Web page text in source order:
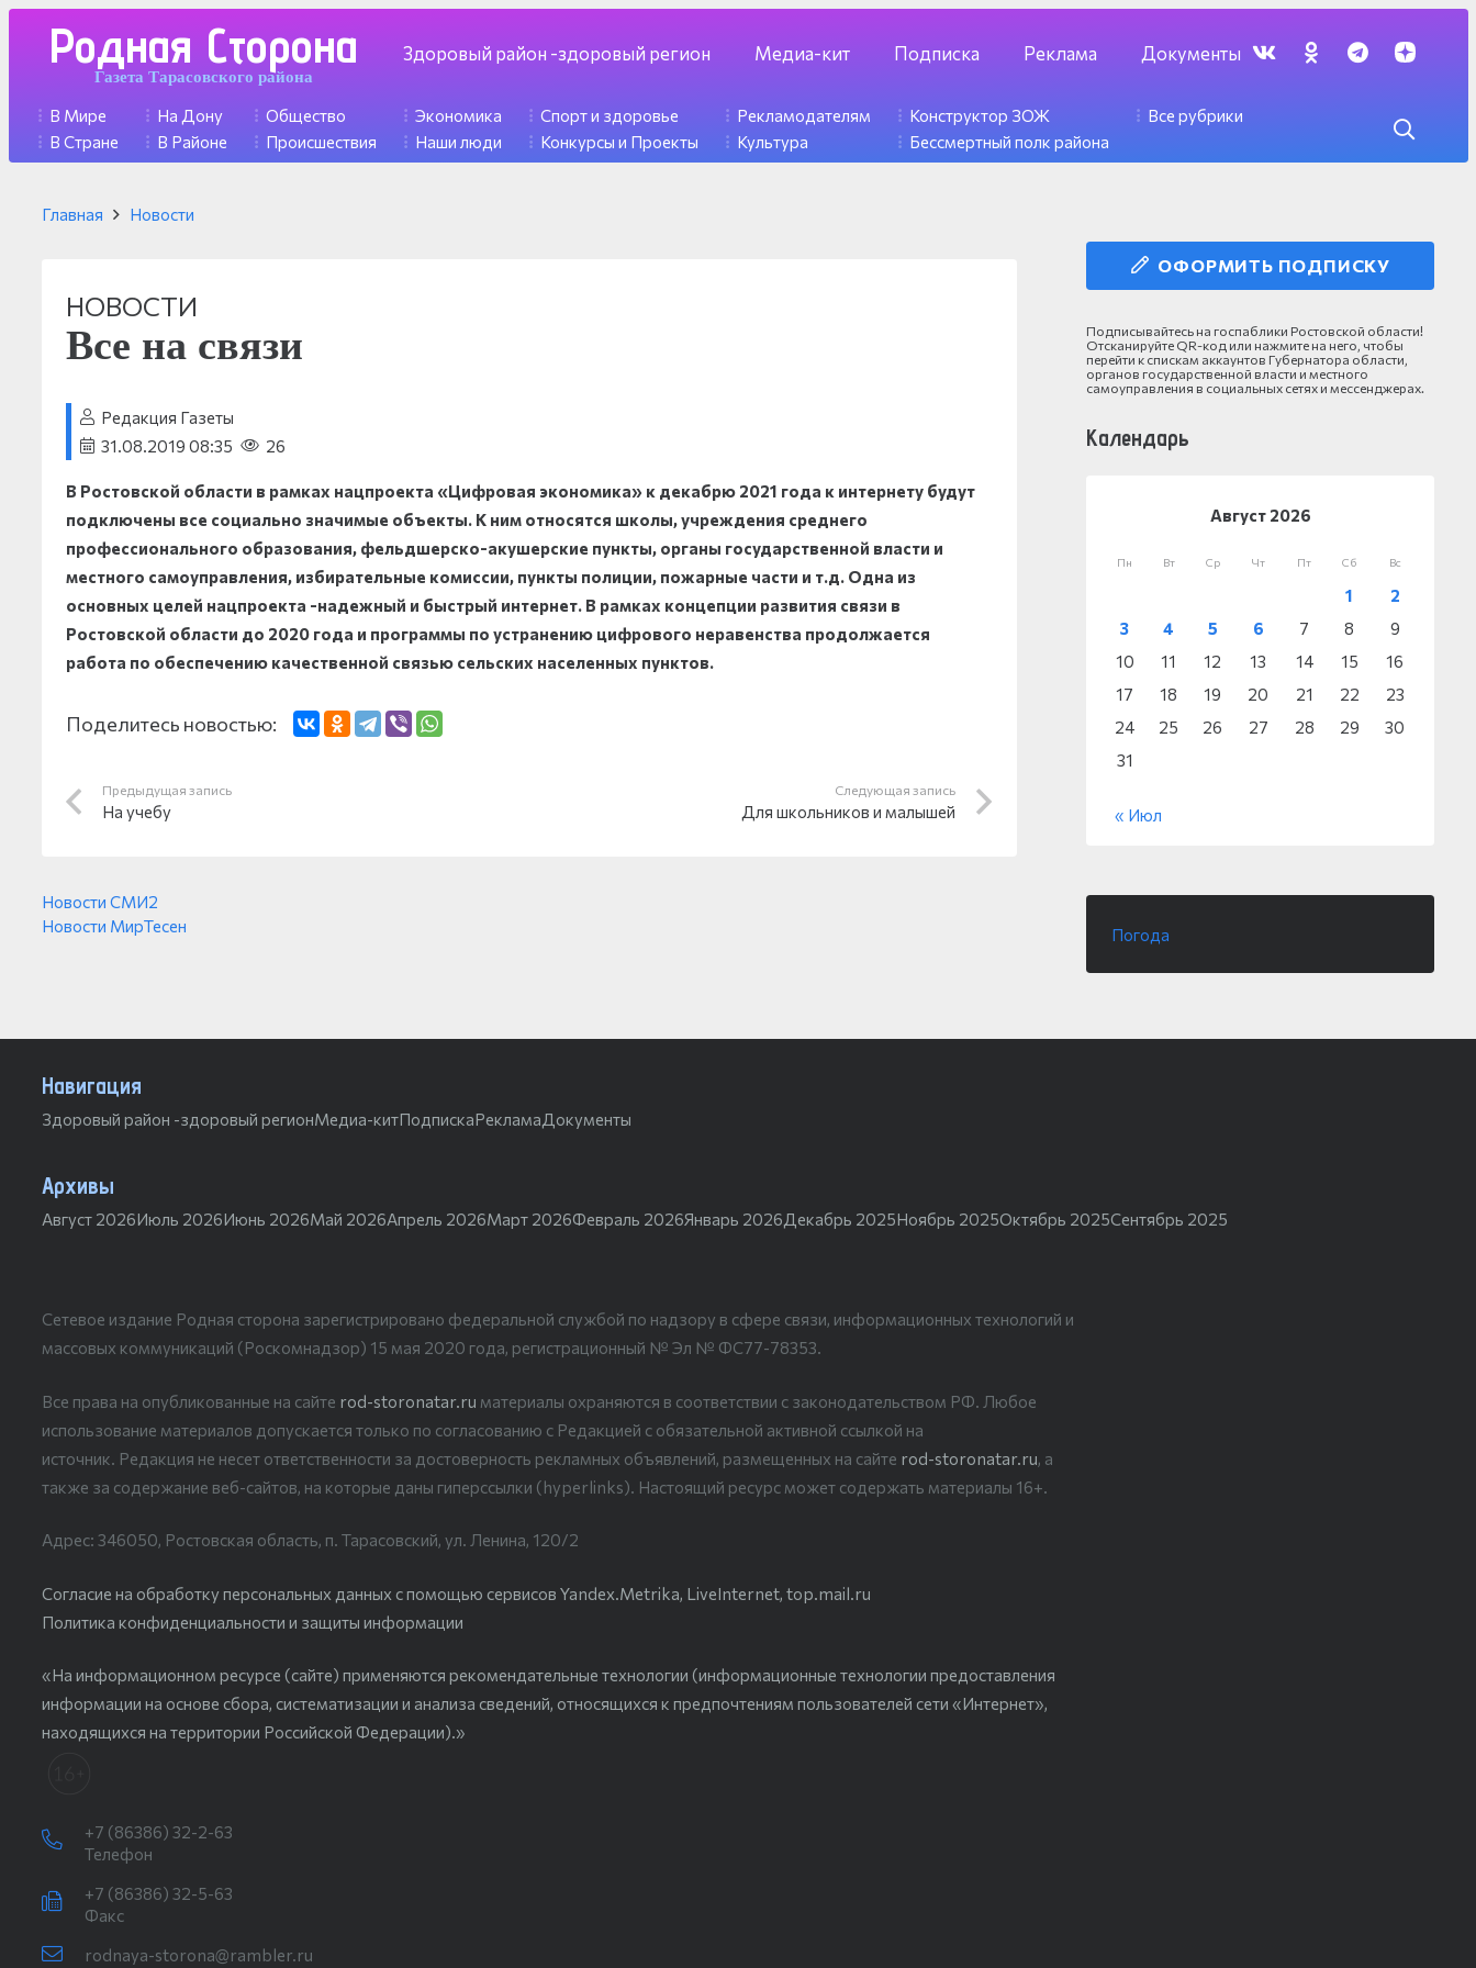
Родная Сторона
Газета Тарасовского района
Здоровый район -здоровый регион Медиа-кит Подписка Реклама Документы
В Мире
В Стране
На Дону
В Районе
Общество
Происшествия
Экономика
Наши люди
Спорт и здоровье
Конкурсы и Проекты
Рекламодателям
Культура
Конструктор ЗОЖ
Бессмертный полк района
Все рубрики
Главная Новости
НОВОСТИ
Все на связи
Редакция Газеты
31.08.2019 08:35
26
В Ростовской области в рамках нацпроекта «Цифровая экономика» к декабрю 2021 года к интернету будут
подключены все социально значимые объекты. К ним относятся школы, учреждения среднего
профессионального образования, фельдшерско-акушерские пункты, органы государственной власти и
местного самоуправления, избирательные комиссии, пункты полиции, пожарные части и т.д. Одна из
основных целей нацпроекта -надежный и быстрый интернет. В рамках концепции развития связи в
Ростовской области до 2020 года и программы по устранению цифрового неравенства продолжается
работа по обеспечению качественной связью сельских населенных пунктов.
Поделитесь новостью:
Предыдущая запись
На учебу
Следующая запись
Для школьников и малышей
Новости СМИ2
Новости МирТесен
ОФОРМИТЬ ПОДПИСКУ
Подписывайтесь на госпаблики Ростовской области!
Отсканируйте QR-код или нажмите на него, чтобы
перейти к спискам аккаунтов Губернатора области,
органов государственной власти и местного
самоуправления в социальных сетях и мессенджерах.
Календарь
Август 2026
Пн Вт Ср Чт Пт Сб Вс
1
2
3
4 5 6 7 8
9
10
11 12 13 14 15
16
17
18 19 20 21 22
23
24
25 26 27 28 29
30
31
« Июл
Погода
Навигация
Здоровый район -здоровый регионМедиа-китПодпискаРеклама Документы
Архивы
Август 2026Июль 2026Июнь 2026Май 2026Апрель 2026Март 2026Февраль 2026Январь 2026 Декабрь 2025Ноябрь 2025Октябрь 2025Сентябрь 2025
Сетевое издание Родная сторона зарегистрировано федеральной службой по надзору в сфере связи, информационных технологий и
массовых коммуникаций (Роскомнадзор) 15 мая 2020 года, регистрационный № Эл № ФС77-78353.
Все права на опубликованные на сайте rod-storonatar.ru материалы охраняются в соответствии с законодательством РФ. Любое
использование материалов допускается только по согласованию с Редакцией с обязательной активной ссылкой на
источник. Редакция не несет ответственности за достоверность рекламных объявлений, размещенных на сайте rod-storonatar.ru , а
также за содержание веб-сайтов, на которые даны гиперссылки (hyperlinks). Настоящий ресурс может содержать материалы 16+.
Адрес: 346050, Ростовская область, п. Тарасовский, ул. Ленина, 120/2
Согласие на обработку персональных данных с помощью сервисов Yandex.Metrika, LiveInternet, top.mail.ru
Политика конфиденциальности и защиты информации
«На информационном ресурсе (сайте) применяются рекомендательные технологии (информационные технологии предоставления
информации на основе сбора, систематизации и анализа сведений, относящихся к предпочтениям пользователей сети «Интернет»,
находящихся на территории Российской Федерации).»
+7 (86386) 32-2-63
Телефон
+7 (86386) 32-5-63
Факс
rodnaya-storona@rambler.ru